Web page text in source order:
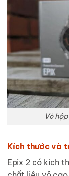
Vỏ
Kích thước và
Epix 2 có kích